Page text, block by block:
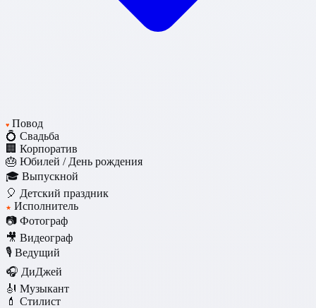
♥ Повод
💍 Свадьба
🏢 Корпоратив
🎂 Юбилей / День рождения
🎓 Выпускной
🎈 Детский праздник
★ Исполнитель
📷 Фотограф
🎥 Видеограф
🎙️ Ведущий
🎧 ДиДжей
🎻 Музыкант
💄 Стилист